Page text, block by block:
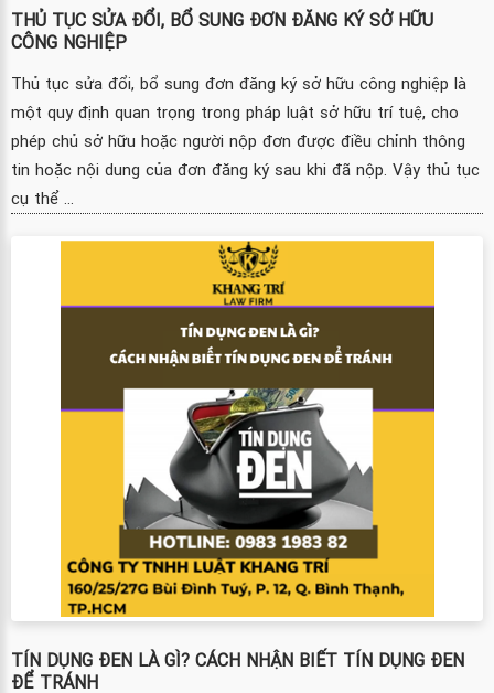
THỦ TỤC SỬA ĐỔI, BỔ SUNG ĐƠN ĐĂNG KÝ SỞ HỮU
CÔNG NGHIỆP
Thủ tục sửa đổi, bổ sung đơn đăng ký sở hữu công nghiệp là
một quy định quan trọng trong pháp luật sở hữu trí tuệ, cho
phép chủ sở hữu hoặc người nộp đơn được điều chỉnh thông
tin hoặc nội dung của đơn đăng ký sau khi đã nộp. Vậy thủ tục
cụ thể ...
TÍN DỤNG ĐEN LÀ GÌ? CÁCH NHẬN BIẾT TÍN DỤNG ĐEN
ĐỂ TRÁNH